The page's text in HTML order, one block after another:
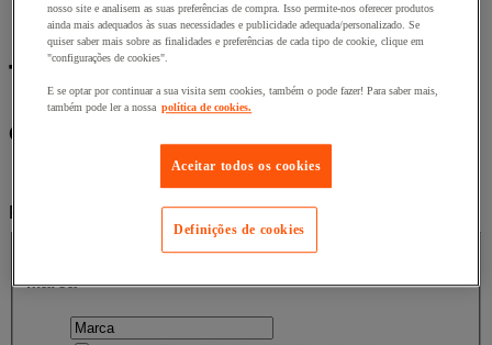
Início
Tricoflex
Categorias
Manutenção e Ferramentas(2)
Marca
nosso site e analisem as suas preferências de compra. Isso permite-nos oferecer produtos
ainda mais adequados às suas necessidades e publicidade adequada/personalizado. Se
quiser saber mais sobre as finalidades e preferências de cada tipo de cookie, clique em
"configurações de cookies".
E se optar por continuar a sua visita sem cookies, também o pode fazer! Para saber mais,
também pode ler a nossa política de cookies.
Aceitar todos os cookies
Definições de cookies